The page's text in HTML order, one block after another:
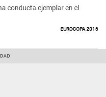
conducta ejemplar en el
Eurocopa 2016